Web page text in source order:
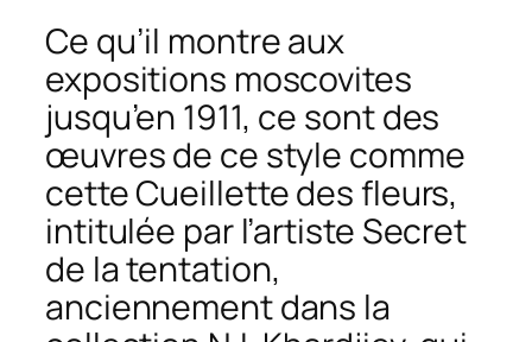
Ce qu’il montre aux
expositions moscovites
jusqu’en 1911, ce sont des
œuvres de ce style comme
cetteCueillette des fleurs,
intitulée par l’artiste Secret
de la tentation,
anciennement dans la